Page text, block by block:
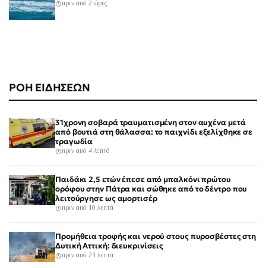
ΡΟΗ ΕΙΔΗΣΕΩΝ
31χρονη σοβαρά τραυματισμένη στον αυχένα μετά
από βουτιά στη θάλασσα: το παιχνίδι εξελίχθηκε σε
τραγωδία
πριν από 4 λεπτά
Παιδάκι 2,5 ετών έπεσε από μπαλκόνι πρώτου
ορόφου στην Πάτρα και σώθηκε από το δέντρο που
λειτούργησε ως αμορτισέρ
πριν από 10 λεπτά
Προμήθεια τροφής και νερού στους πυροσβέστες στη
Δυτική Αττική: διευκρινίσεις
πριν από 23 λεπτά
πριν από 2 ώρες